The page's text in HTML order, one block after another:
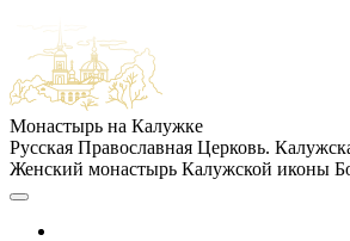
Монастырь на Калужке
Русская Православная Церковь.
Женский монастырь Калужской иконы